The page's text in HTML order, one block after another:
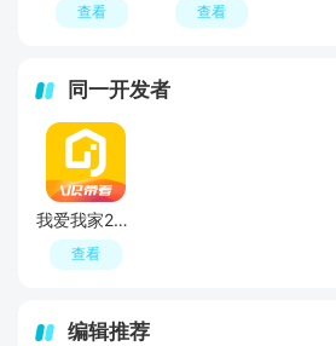
查看 查看
同一开发者
我爱我家2026官方版
查看
编辑推荐